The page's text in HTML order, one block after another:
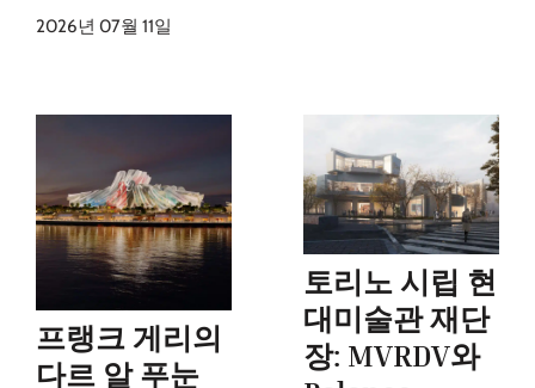
2026년 07월 11일
프랭크 게리의
다르 알 푸눈
토리노 시립 현
대미술관 재단
장: MVRDV와